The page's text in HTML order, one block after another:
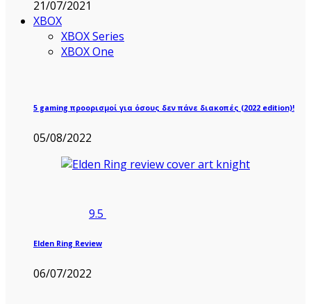
21/07/2021
XBOX
XBOX Series
XBOX One
5 gaming προορισμοί για όσους δεν πάνε διακοπές (2022 edition)!
05/08/2022
9.5
Elden Ring Review
06/07/2022